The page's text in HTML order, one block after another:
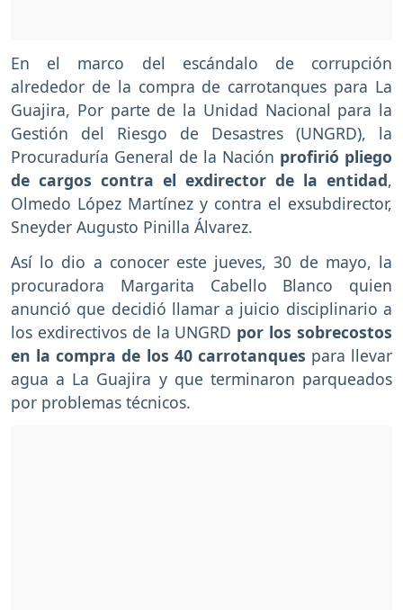
En el marco del escándalo de corrupción
alrededor de la compra de carrotanques para La
Guajira, Por parte de la Unidad Nacional para la
Gestión del Riesgo de Desastres (UNGRD), la
Procuraduría General de la Nación profirió pliego
de cargos contra el exdirector de la entidad,
Olmedo López Martínez y contra el exsubdirector,
Sneyder Augusto Pinilla Álvarez.
Así lo dio a conocer este jueves, 30 de mayo, la
procuradora Margarita Cabello Blanco quien
anunció que decidió llamar a juicio disciplinario a
los exdirectivos de la UNGRD por los sobrecostos
en la compra de los 40 carrotanques para llevar
agua a La Guajira y que terminaron parqueados
por problemas técnicos.